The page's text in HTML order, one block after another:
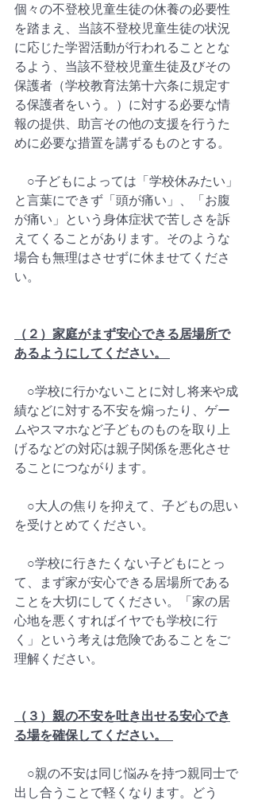
個々の不登校児童生徒の休養の必要性
を踏まえ、当該不登校児童生徒の状況
に応じた学習活動が行われることとな
るよう、当該不登校児童生徒及びその
保護者（学校教育法第十六条に規定す
る保護者をいう。）に対する必要な情
報の提供、助言その他の支援を行うた
めに必要な措置を講ずるものとする。
○子どもによっては「学校休みたい」
と言葉にできず「頭が痛い」、「お腹
が痛い」という身体症状で苦しさを訴
えてくることがあります。そのような
場合も無理はさせずに休ませてくださ
い。
（２）家庭がまず安心できる居場所で
あるようにしてください。
○学校に行かないことに対し将来や成
績などに対する不安を煽ったり、ゲー
ムやスマホなど子どものものを取り上
げるなどの対応は親子関係を悪化させ
ることにつながります。
○大人の焦りを抑えて、子どもの思い
を受けとめてください。
○学校に行きたくない子どもにとっ
て、まず家が安心できる居場所である
ことを大切にしてください。「家の居
心地を悪くすればイヤでも学校に行
く」という考えは危険であることをご
理解ください。
（３）親の不安を吐き出せる安心でき
る場を確保してください。
○親の不安は同じ悩みを持つ親同士で
出し合うことで軽くなります。どう